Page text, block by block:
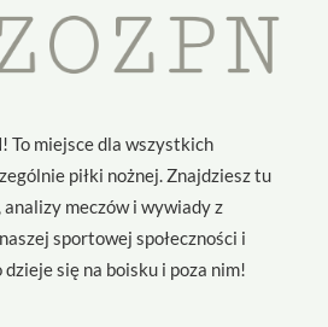
To miejsce dla wszystkich
piłki nożnej. Znajdziesz tu
meczów i wywiady z
sportowej społeczności i
dzieje się na boisku i poza nim!